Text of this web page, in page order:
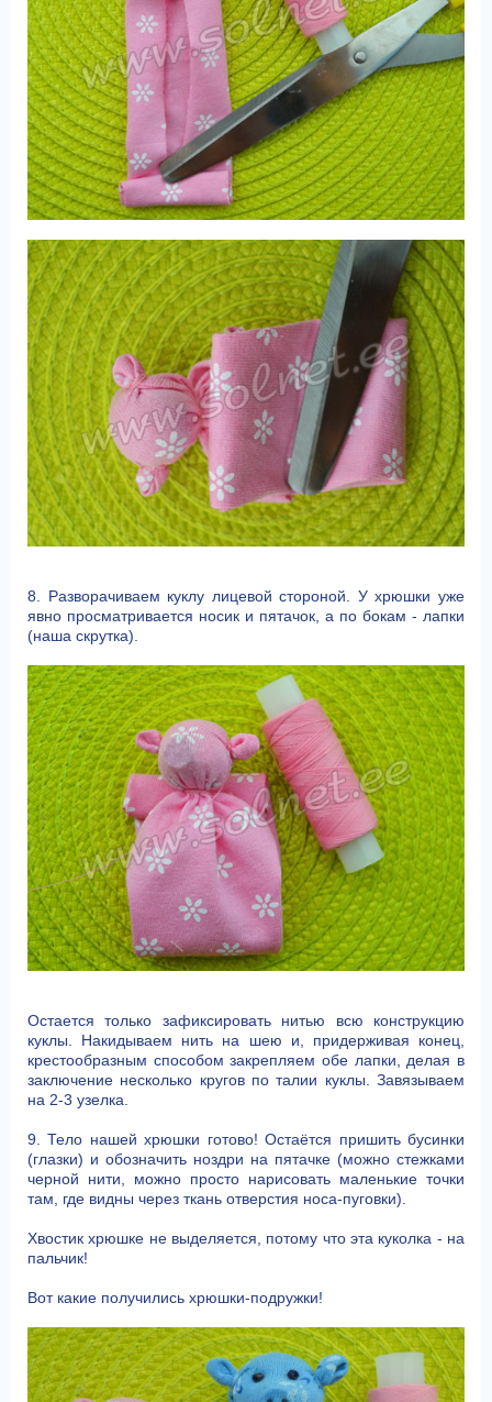
8. Разворачиваем куклу лицевой стороной. У хрюшки уже
явно просматривается носик и пятачок, а по бокам - лапки
(наша скрутка).
Остается только зафиксировать нитью всю конструкцию
куклы. Накидываем нить на шею и, придерживая конец,
крестообразным способом закрепляем обе лапки, делая в
заключение несколько кругов по талии куклы. Завязываем
на 2-3 узелка.
9. Тело нашей хрюшки готово! Остаётся пришить бусинки
(глазки) и обозначить ноздри на пятачке (можно стежками
черной нити, можно просто нарисовать маленькие точки
там, где видны через ткань отверстия носа-пуговки).
Хвостик хрюшке не выделяется, потому что эта куколка - на
пальчик!
Вот какие получились хрюшки-подружки!